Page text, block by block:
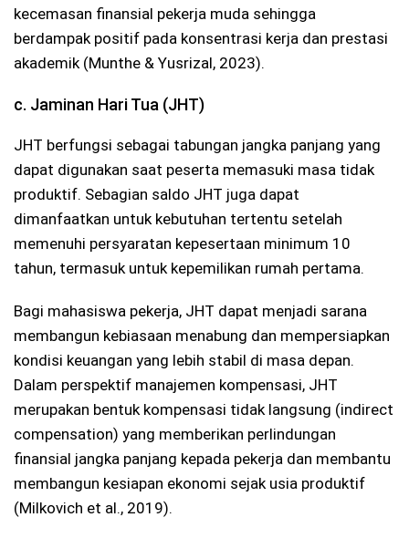
kecemasan finansial pekerja muda sehingga
berdampak positif pada konsentrasi kerja dan prestasi
akademik (Munthe & Yusrizal, 2023).
c. Jaminan Hari Tua (JHT)
JHT berfungsi sebagai tabungan jangka panjang yang
dapat digunakan saat peserta memasuki masa tidak
produktif. Sebagian saldo JHT juga dapat
dimanfaatkan untuk kebutuhan tertentu setelah
memenuhi persyaratan kepesertaan minimum 10
tahun, termasuk untuk kepemilikan rumah pertama.
Bagi mahasiswa pekerja, JHT dapat menjadi sarana
membangun kebiasaan menabung dan mempersiapkan
kondisi keuangan yang lebih stabil di masa depan.
Dalam perspektif manajemen kompensasi, JHT
merupakan bentuk kompensasi tidak langsung (indirect
compensation) yang memberikan perlindungan
finansial jangka panjang kepada pekerja dan membantu
membangun kesiapan ekonomi sejak usia produktif
(Milkovich et al., 2019).